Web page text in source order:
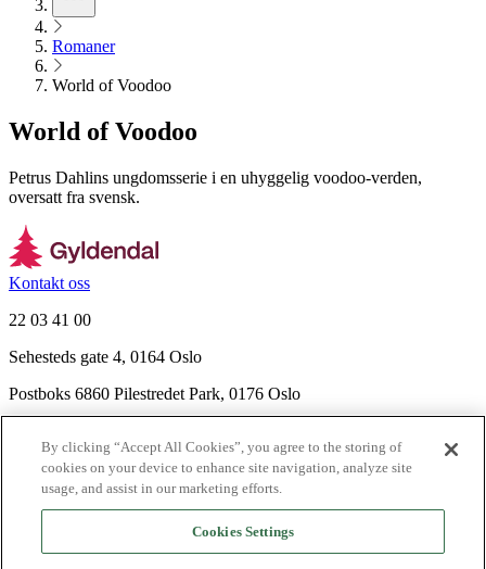
Romaner
World of Voodoo
World of Voodoo
Petrus Dahlins ungdomsserie i en uhyggelig voodoo-verden,
oversatt fra svensk.
Kontakt oss
22 03 41 00
Sehesteds gate 4, 0164 Oslo
Postboks 6860 Pilestredet Park, 0176 Oslo
Nyhetsbrev
Ledige stillinger
Send inn manus
By clicking “Accept All Cookies”, you agree to the storing of
cookies on your device to enhance site navigation, analyze site
usage, and assist in our marketing efforts.
Cookies Settings